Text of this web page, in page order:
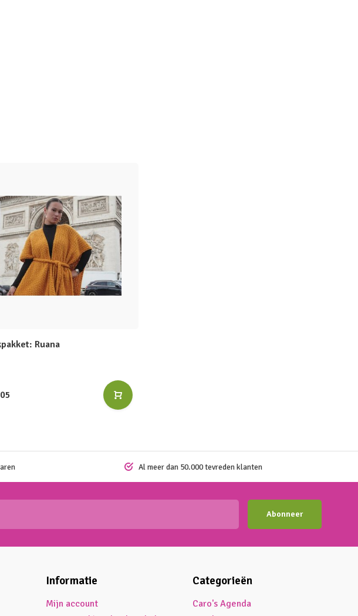
Ruana
Al meer dan 50.000 tevreden klanten
Abonneer
Informatie
Mijn account
Categorieën
Caro's Agenda